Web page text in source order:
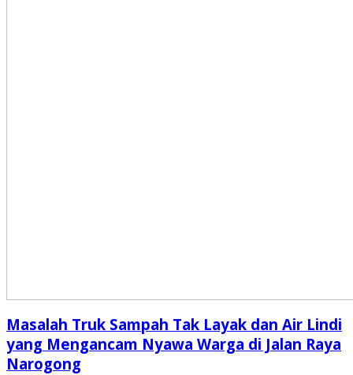
Masalah Truk Sampah Tak Layak dan Air Lindi
yang Mengancam Nyawa Warga di Jalan Raya
Narogong